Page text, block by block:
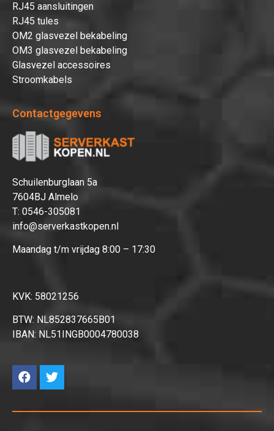
RJ45 aansluitingen
RJ45 tules
OM2 glasvezel bekabeling
OM3 glasvezel bekabeling
Glasvezel accessoires
Stroomkabels
Contactgegevens
Schuilenburglaan 5a
7604BJ Almelo
T: 0546-305081
info@serverkastkopen.nl
Maandag t/m vrijdag 8:00 – 17:30
KVK: 58021256
BTW: NL852837665B01
IBAN: NL51INGB0004780038